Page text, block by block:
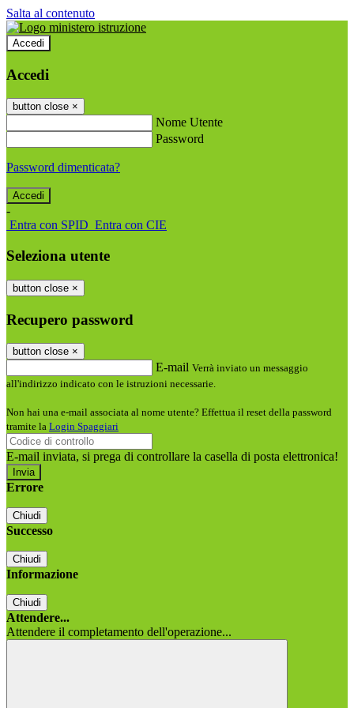
Salta al contenuto
Accedi
Accedi
button close ×
Nome Utente
Password
Password dimenticata?
-
Entra con SPID Entra con CIE
Seleziona utente
button close ×
Recupero password
button close ×
E-mail Verrà inviato un messaggio
all'indirizzo indicato con le istruzioni necessarie.
Non hai una e-mail associata al nome utente? Effettua il reset della password
tramite la Login Spaggiari
E-mail inviata, si prega di controllare la casella di posta elettronica!
Errore
Chiudi
Successo
Chiudi
Informazione
Chiudi
Attendere...
Attendere il completamento dell'operazione...